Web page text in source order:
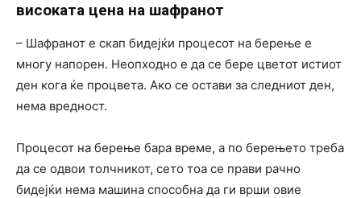
високата цена на шафранот
– Шафранот е скап бидејќи процесот на берење е
многу напорен. Неопходно е да се бере цветот истиот
ден кога ќе процвета. Ако се остави за следниот ден,
нема вредност.
Процесот на берење бара време, а по берењето треба
да се одвои толчникот, сето тоа се прави рачно
бидејќи нема машина способна да ги врши овие